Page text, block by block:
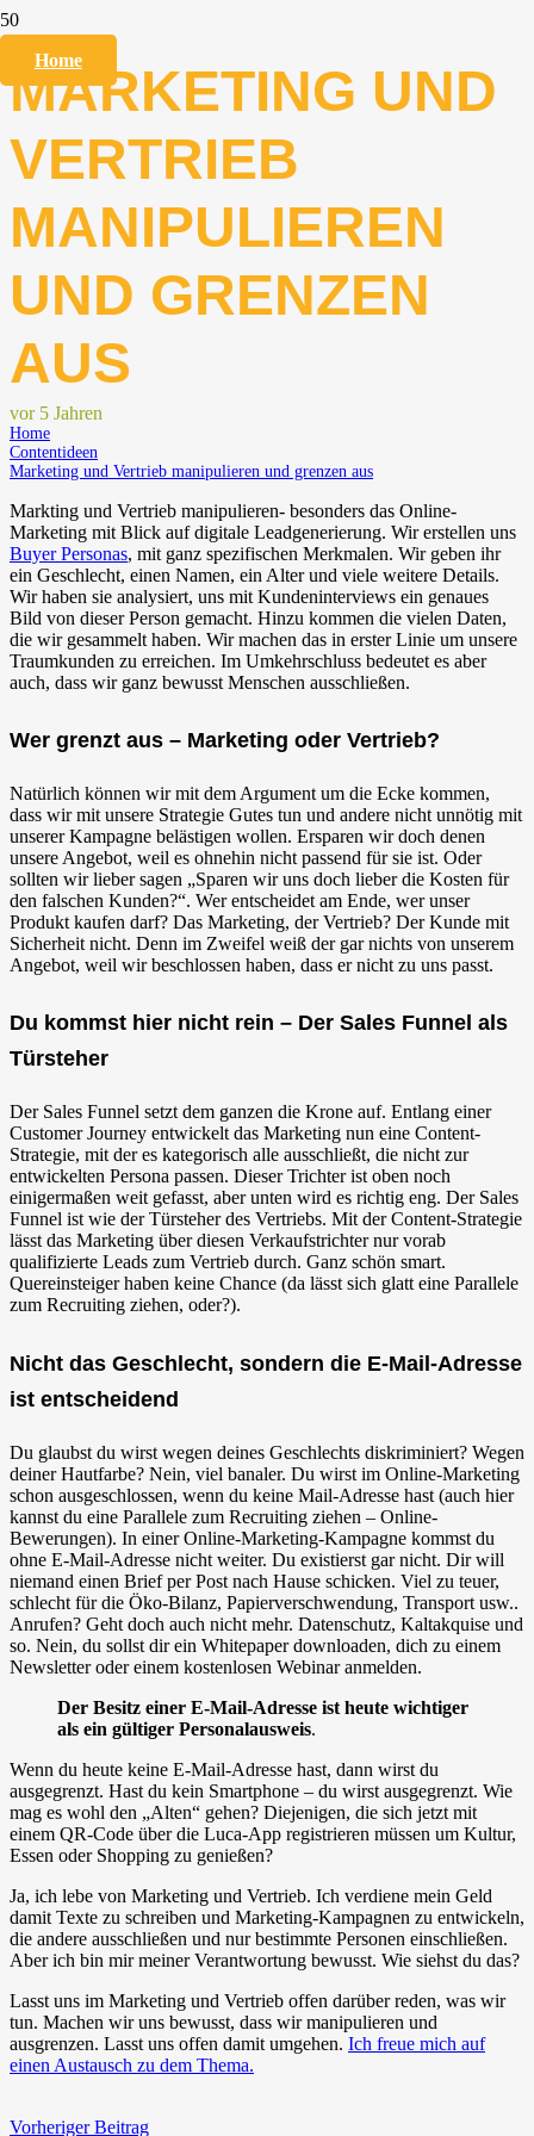
Home
MARKETING UND
VERTRIEB
MANIPULIEREN
UND GRENZEN
AUS
vor 5 Jahren
Home
Contentideen
Marketing und Vertrieb manipulieren und grenzen aus
Markting und Vertrieb manipulieren- besonders das Online-
Marketing mit Blick auf digitale Leadgenerierung. Wir erstellen uns
Buyer Personas, mit ganz spezifischen Merkmalen. Wir geben ihr
ein Geschlecht, einen Namen, ein Alter und viele weitere Details.
Wir haben sie analysiert, uns mit Kundeninterviews ein genaues
Bild von dieser Person gemacht. Hinzu kommen die vielen Daten,
die wir gesammelt haben. Wir machen das in erster Linie um unsere
Traumkunden zu erreichen. Im Umkehrschluss bedeutet es aber
auch, dass wir ganz bewusst Menschen ausschließen.
Wer grenzt aus – Marketing oder Vertrieb?
Natürlich können wir mit dem Argument um die Ecke kommen,
dass wir mit unsere Strategie Gutes tun und andere nicht unnötig mit
unserer Kampagne belästigen wollen. Ersparen wir doch denen
unsere Angebot, weil es ohnehin nicht passend für sie ist. Oder
sollten wir lieber sagen „Sparen wir uns doch lieber die Kosten für
den falschen Kunden?“. Wer entscheidet am Ende, wer unser
Produkt kaufen darf? Das Marketing, der Vertrieb? Der Kunde mit
Sicherheit nicht. Denn im Zweifel weiß der gar nichts von unserem
Angebot, weil wir beschlossen haben, dass er nicht zu uns passt.
Du kommst hier nicht rein – Der Sales Funnel als
Türsteher
Der Sales Funnel setzt dem ganzen die Krone auf. Entlang einer
Customer Journey entwickelt das Marketing nun eine Content-
Strategie, mit der es kategorisch alle ausschließt, die nicht zur
entwickelten Persona passen. Dieser Trichter ist oben noch
einigermaßen weit gefasst, aber unten wird es richtig eng. Der Sales
Funnel ist wie der Türsteher des Vertriebs. Mit der Content-Strategie
lässt das Marketing über diesen Verkaufstrichter nur vorab
qualifizierte Leads zum Vertrieb durch. Ganz schön smart.
Quereinsteiger haben keine Chance (da lässt sich glatt eine Parallele
zum Recruiting ziehen, oder?).
Nicht das Geschlecht, sondern die E-Mail-Adresse
ist entscheidend
Du glaubst du wirst wegen deines Geschlechts diskriminiert? Wegen
deiner Hautfarbe? Nein, viel banaler. Du wirst im Online-Marketing
schon ausgeschlossen, wenn du keine Mail-Adresse hast (auch hier
kannst du eine Parallele zum Recruiting ziehen – Online-
Bewerungen). In einer Online-Marketing-Kampagne kommst du
ohne E-Mail-Adresse nicht weiter. Du existierst gar nicht. Dir will
niemand einen Brief per Post nach Hause schicken. Viel zu teuer,
schlecht für die Öko-Bilanz, Papierverschwendung, Transport usw..
Anrufen? Geht doch auch nicht mehr. Datenschutz, Kaltakquise und
so. Nein, du sollst dir ein Whitepaper downloaden, dich zu einem
Newsletter oder einem kostenlosen Webinar anmelden.
Der Besitz einer E-Mail-Adresse ist heute wichtiger
als ein gültiger Personalausweis.
Wenn du heute keine E-Mail-Adresse hast, dann wirst du
ausgegrenzt. Hast du kein Smartphone – du wirst ausgegrenzt. Wie
mag es wohl den „Alten“ gehen? Diejenigen, die sich jetzt mit
einem QR-Code über die Luca-App registrieren müssen um Kultur,
Essen oder Shopping zu genießen?
Ja, ich lebe von Marketing und Vertrieb. Ich verdiene mein Geld
damit Texte zu schreiben und Marketing-Kampagnen zu entwickeln,
die andere ausschließen und nur bestimmte Personen einschließen.
Aber ich bin mir meiner Verantwortung bewusst. Wie siehst du das?
Lasst uns im Marketing und Vertrieb offen darüber reden, was wir
tun. Machen wir uns bewusst, dass wir manipulieren und
ausgrenzen. Lasst uns offen damit umgehen. Ich freue mich auf
einen Austausch zu dem Thema.
Vorheriger Beitrag